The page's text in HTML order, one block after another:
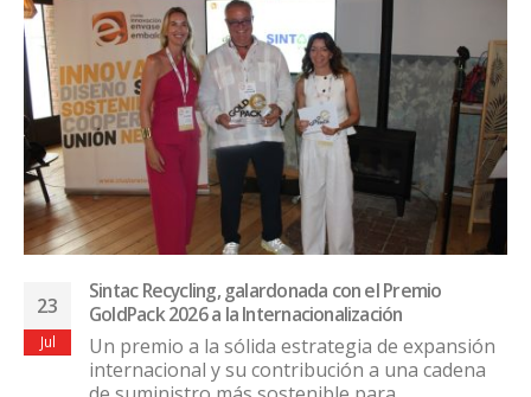
23
Jul
Sintac Recycling, galardonada con el Premio
GoldPack 2026 a la Internacionalización
Un premio a la sólida estrategia de expansión
internacional y su contribución a una cadena